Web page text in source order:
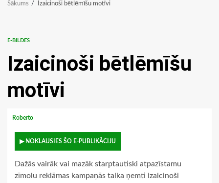
Sākums Izaicinoši bētlēmīšu motīvi
E-BILDES
Izaicinoši bētlēmīšu
motīvi
Roberto
▶ NOKLAUSIES ŠO E-PUBLIKĀCIJU
Dažās vairāk vai mazāk starptautiski atpazīstamu
zīmolu reklāmas kampaņās talka ņemti izaicinoši